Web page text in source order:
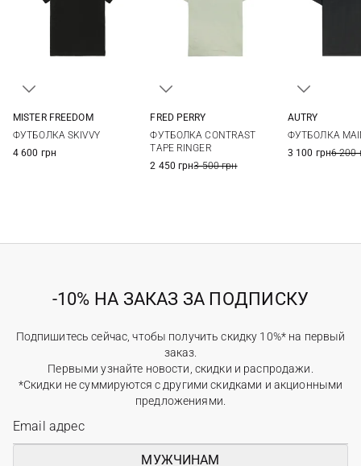
MISTER FREEDOM
ФУТБОЛКА SKIVVY
4 600 грн
FRED PERRY
ФУТБОЛКА CONTRAST
TAPE RINGER
2 450 грн3 500 грн
AUTRY
ФУТБОЛКА
3 100 грн6 200
-10% НА ЗАКАЗ ЗА ПОДПИСКУ
Подпишитесь сейчас, чтобы получить скидку 10%* на первый
заказ.
Первыми узнайте новости, скидки и распродажи.
*Скидки не суммируются с другими скидками и акционными
предложениями.
МУЖЧИНАМ